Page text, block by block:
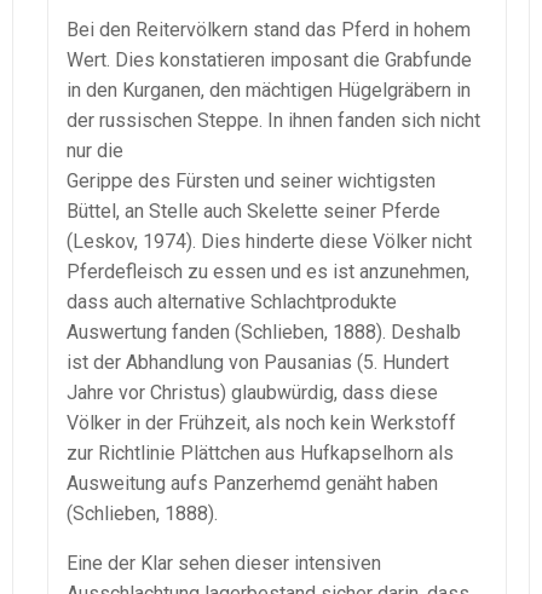
Bei den Reitervölkern stand das Pferd in hohem
Wert. Dies konstatieren imposant die Grabfunde
in den Kurganen, den mächtigen Hügelgräbern in
der russischen Steppe. In ihnen fanden sich nicht
nur die
Gerippe des Fürsten und seiner wichtigsten
Büttel, an Stelle auch Skelette seiner Pferde
(Leskov, 1974). Dies hinderte diese Völker nicht
Pferdefleisch zu essen und es ist anzunehmen,
dass auch alternative Schlachtprodukte
Auswertung fanden (Schlieben, 1888). Deshalb
ist der Abhandlung von Pausanias (5. Hundert
Jahre vor Christus) glaubwürdig, dass diese
Völker in der Frühzeit, als noch kein Werkstoff
zur Richtlinie Plättchen aus Hufkapselhorn als
Ausweitung aufs Panzerhemd genäht haben
(Schlieben, 1888).
Eine der Klar sehen dieser intensiven